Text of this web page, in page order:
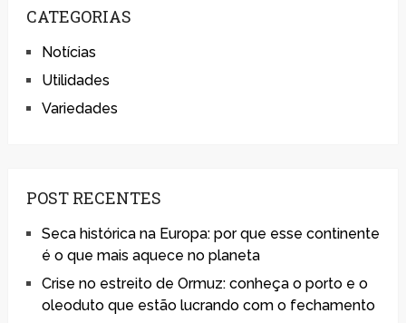
CATEGORIAS
Notícias
Utilidades
Variedades
POST RECENTES
Seca histórica na Europa: por que esse continente
é o que mais aquece no planeta
Crise no estreito de Ormuz: conheça o porto e o
oleoduto que estão lucrando com o fechamento